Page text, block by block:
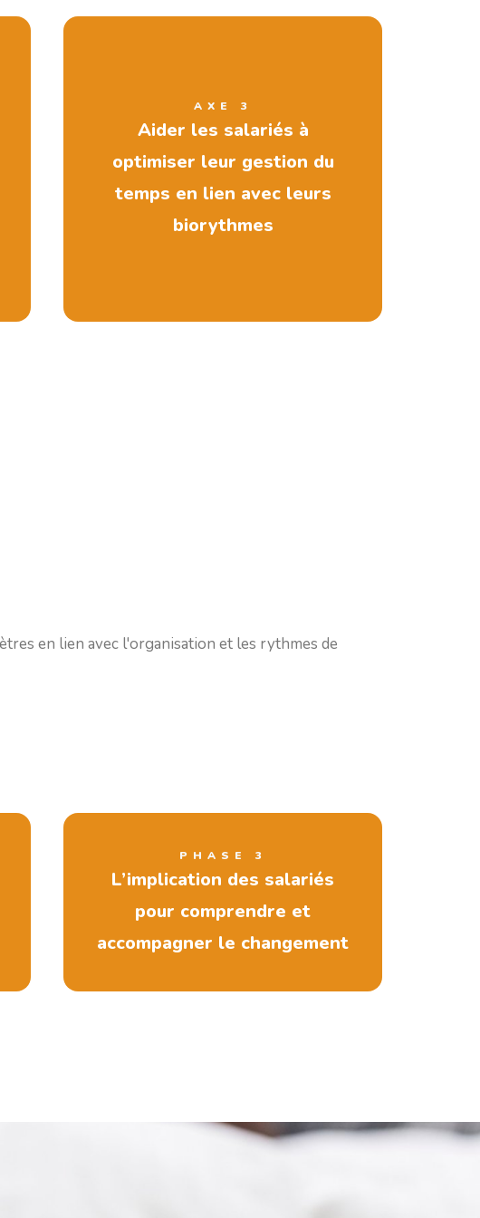
AXE 3
Aider les salariés à
optimiser leur gestion du
temps en lien avec leurs
biorythmes
en lien avec l'organisation et les rythmes de
PHASE 3
L’implication des salariés
pour comprendre et
accompagner le changement